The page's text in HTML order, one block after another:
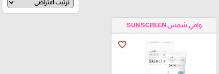
واقي شمس SUN SCREEN
favorite_border